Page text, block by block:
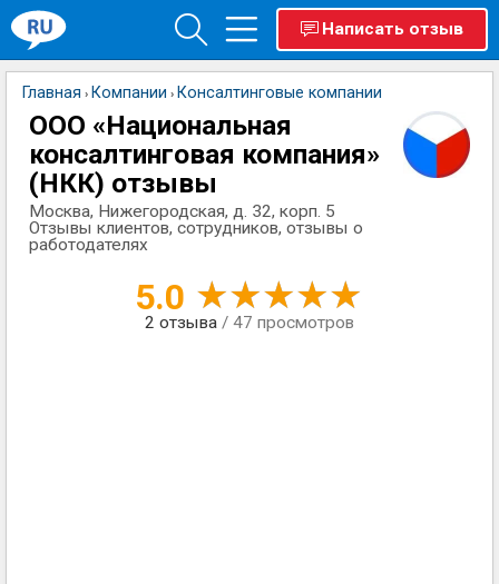
Написать отзыв
Главная › Компании › Консалтинговые компании
ООО «Национальная
консалтинговая компания»
(НКК) отзывы
Москва, Нижегородская, д. 32, корп. 5
Отзывы клиентов, сотрудников, отзывы о
работодателях
5.0
2 отзыва / 47 просмотров